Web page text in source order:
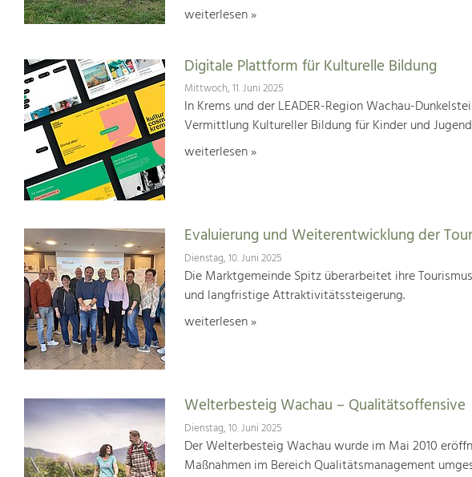
weiterlesen »
Digitale Plattform für Kulturelle Bildung
Mittwoch, 11. Juni 2025
In Krems und der LEADER-Region Wachau-
Vermittlung Kultureller Bildung für Kinder und
weiterlesen »
Evaluierung und Weiterentwicklung der
Dienstag, 10. Juni 2025
Die Marktgemeinde Spitz überarbeitet ihre
und langfristige Attraktivitätssteigerung.
weiterlesen »
Welterbesteig Wachau – Qualitätsoffensive
Dienstag, 10. Juni 2025
Der Welterbesteig Wachau wurde im Mai 2010
Maßnahmen im Bereich Qualitätsmanagement